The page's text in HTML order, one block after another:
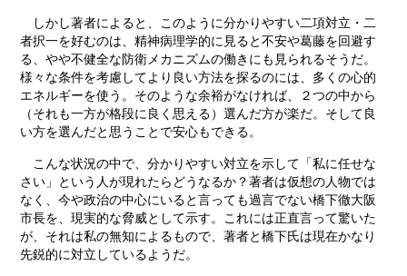
しかし著者によると、このように分かりやすい二項対立・二
者択一を好むのは、精神病理学的に見ると不安や葛藤を回避す
る、やや不健全な防衛メカニズムの働きにも見られるそうだ。
様々な条件を考慮してより良い方法を探るのには、多くの心的
エネルギーを使う。そのような余裕がなければ、２つの中から
（それも一方が格段に良く思える）選んだ方が楽だ。そして良
い方を選んだと思うことで安心もできる。
こんな状況の中で、分かりやすい対立を示して「私に任せな
さい」という人が現れたらどうなるか？著者は仮想の人物では
なく、今や政治の中心にいると言っても過言でない橋下徹大阪
市長を、現実的な脅威として示す。これには正直言って驚いた
が、それは私の無知によるもので、著者と橋下氏は現在かなり
先鋭的に対立しているようだ。